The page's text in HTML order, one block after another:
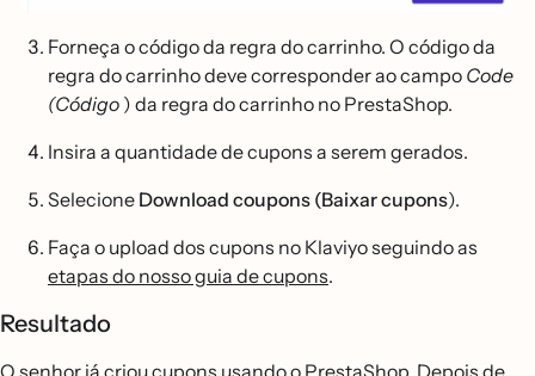
Forneça o código da regra do carrinho. O código da
regra do carrinho deve corresponder ao campo Code
(Código ) da regra do carrinho no PrestaShop.
Insira a quantidade de cupons a serem gerados.
Selecione Download coupons (Baixar cupons).
Faça o upload dos cupons no Klaviyo seguindo as
etapas do nosso guia de cupons.
Resultado
O senhor já criou cupons usando o PrestaShop. Depois de